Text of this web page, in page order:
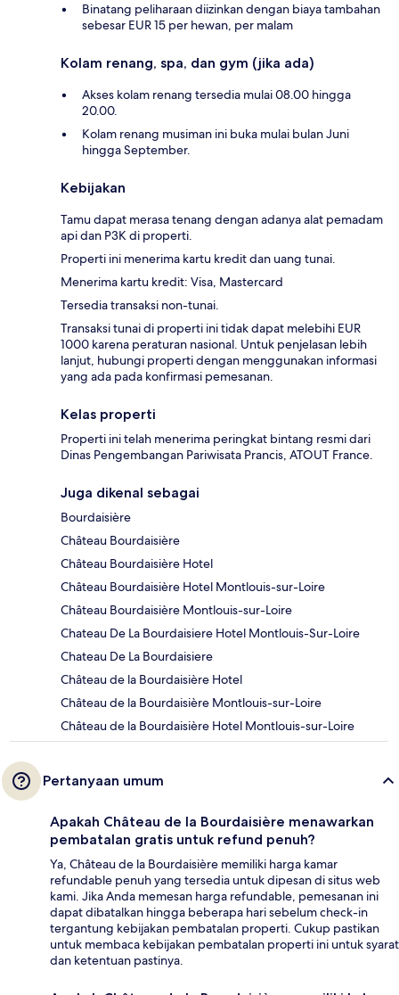
Binatang peliharaan diizinkan dengan biaya tambahan
sebesar EUR 15 per hewan, per malam
Kolam renang, spa, dan gym (jika ada)
Akses kolam renang tersedia mulai 08.00 hingga
20.00.
Kolam renang musiman ini buka mulai bulan Juni
hingga September.
Kebijakan
Tamu dapat merasa tenang dengan adanya alat pemadam
api dan P3K di properti.
Properti ini menerima kartu kredit dan uang tunai.
Menerima kartu kredit: Visa, Mastercard
Tersedia transaksi non-tunai.
Transaksi tunai di properti ini tidak dapat melebihi EUR
1000 karena peraturan nasional. Untuk penjelasan lebih
lanjut, hubungi properti dengan menggunakan informasi
yang ada pada konfirmasi pemesanan.
Kelas properti
Properti ini telah menerima peringkat bintang resmi dari
Dinas Pengembangan Pariwisata Prancis, ATOUT France.
Juga dikenal sebagai
Bourdaisière
Château Bourdaisière
Château Bourdaisière Hotel
Château Bourdaisière Hotel Montlouis-sur-Loire
Château Bourdaisière Montlouis-sur-Loire
Chateau De La Bourdaisiere Hotel Montlouis-Sur-Loire
Chateau De La Bourdaisiere
Château de la Bourdaisière Hotel
Château de la Bourdaisière Montlouis-sur-Loire
Château de la Bourdaisière Hotel Montlouis-sur-Loire
Pertanyaan umum
Apakah Château de la Bourdaisière menawarkan
pembatalan gratis untuk refund penuh?
Ya, Château de la Bourdaisière memiliki harga kamar
refundable penuh yang tersedia untuk dipesan di situs web
kami. Jika Anda memesan harga refundable, pemesanan ini
dapat dibatalkan hingga beberapa hari sebelum check-in
tergantung kebijakan pembatalan properti. Cukup pastikan
untuk membaca kebijakan pembatalan properti ini untuk syarat
dan ketentuan pastinya.